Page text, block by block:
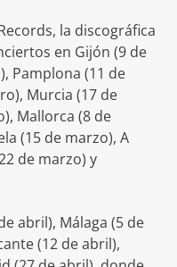
la discográfica
en Gijón (9 de
Pamplona (11 de
Murcia (17 de
Mallorca (8 de
(15 de marzo), A
de marzo) y
abril), Málaga (5 de
(12 de abril),